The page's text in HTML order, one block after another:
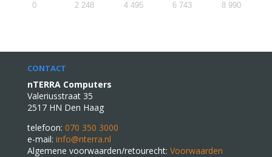
0 2 248 4 495 6 743 8 990
CONTACT
nTERRA Computers
Valeriusstraat 35
2517 HN Den Haag
telefoon: 070 350 3000
e-mail: info@nterra.nl
Algemene voorwaarden/retourecht: Voorwaarden